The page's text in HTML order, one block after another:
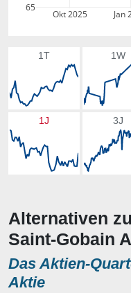
Okt 2025 Jan
65
1T 1W
1J 3J
Alternativen
Saint-Gobain
Das Aktien-
Aktie